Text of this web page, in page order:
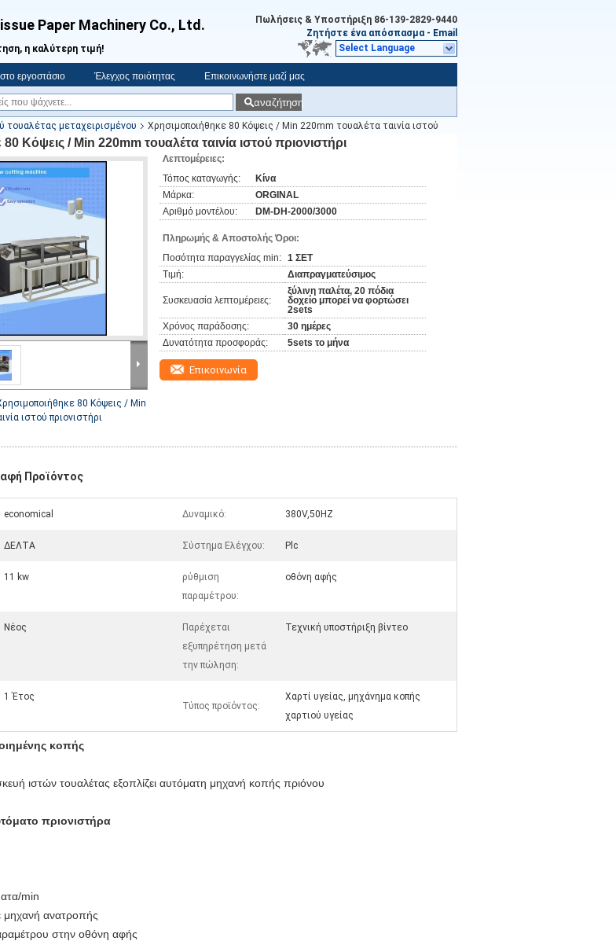
Paper Machinery Co., Ltd.
η καλύτερη τιμή!
Πωλήσεις & Υποστήριξη 86-139-2829-9440
Ζητήστε ένα απόσπασμα - Email
Select Language
εργοστάσιο Έλεγχος ποιότητας Επικοινωνήστε μαζί μας
αναζήτηση
τουαλέτας μεταχειρισμένου
Χρησιμοποιήθηκε 80 Κόψεις / Min 220mm τουαλέτα ταινία ιστού
Κόψεις / Min 220mm τουαλέτα ταινία ιστού πριονιστήρι
80 Κόψεις / Min
ιστού πριονιστήρι
Λεπτομέρειες:
Τόπος καταγωγής:
Κίνα
Μάρκα:
ORGINAL
Αριθμό μοντέλου:
DM-DH-2000/3000
Πληρωμής & Αποστολής Όροι:
Ποσότητα παραγγελίας min: 1 ΣΕΤ
Τιμή:
Διαπραγματεύσιμος
Συσκευασία λεπτομέρειες:
ξύλινη παλέτα, 20 πόδια
δοχείο μπορεί να φορτώσει
2sets
Χρόνος παράδοσης:
30 ημέρες
Δυνατότητα προσφοράς:
5sets το μήνα
Επικοινωνία
Προϊόντος
economical Δυναμικό: 380V,50HZ
ΔΕΛΤΑ Σύστημα Ελέγχου: Plc
11 kw
ρύθμιση
παραμέτρου:
οθόνη αφής
Νέος
Παρέχεται
εξυπηρέτηση μετά
την πώληση:
Τεχνική υποστήριξη βίντεο
1 Έτος
Τύπος προϊόντος:
Χαρτί υγείας, μηχάνημα κοπής
χαρτιού υγείας
κοπής
ιστών τουαλέτας εξοπλίζει αυτόματη μηχανή κοπής πριόνου
πριονιστήρα
min
μηχανή ανατροπής
στην οθόνη αφής